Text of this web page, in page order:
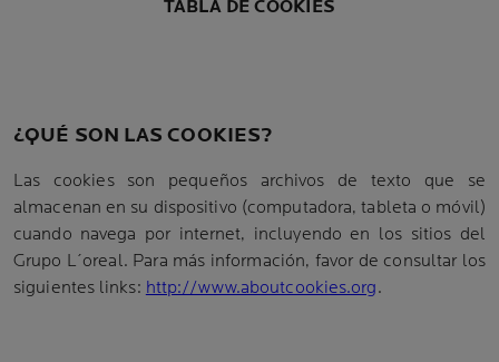
TABLA DE COOKIES
¿QUÉ SON LAS COOKIES?
Las cookies son pequeños archivos de texto que se
almacenan en su dispositivo (computadora, tableta o móvil)
cuando navega por internet, incluyendo en los sitios del
Grupo L´oreal. Para más información, favor de consultar los
siguientes links: http://www.aboutcookies.org.